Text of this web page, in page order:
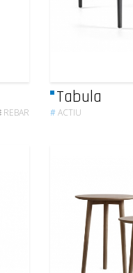
REBAR
Tabula
#ACTIU